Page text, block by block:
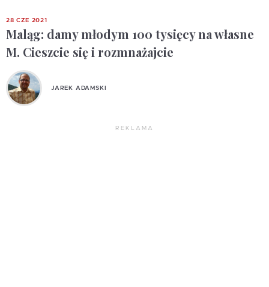
28 CZE 2021
Maląg: damy młodym 100 tysięcy na własne
M. Cieszcie się i rozmnażajcie
JAREK ADAMSKI
REKLAMA